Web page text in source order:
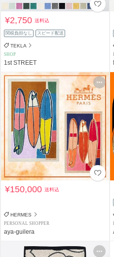
¥2,750送料込
関税負担なし スピード配送
TEKLA
SHOP
1st STREET
¥150,000送料込
HERMES
PERSONAL SHOPPER
aya-guilera